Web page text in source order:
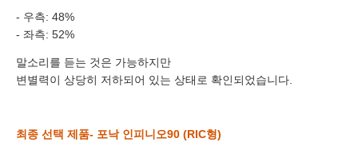
- 우측: 48%
- 좌측: 52%
말소리를 듣는 것은 가능하지만
변별력이 상당히 저하되어 있는 상태로 확인되었습니다.
최종 선택 제품- 포낙 인피니오90 (RIC형)
이름
센터